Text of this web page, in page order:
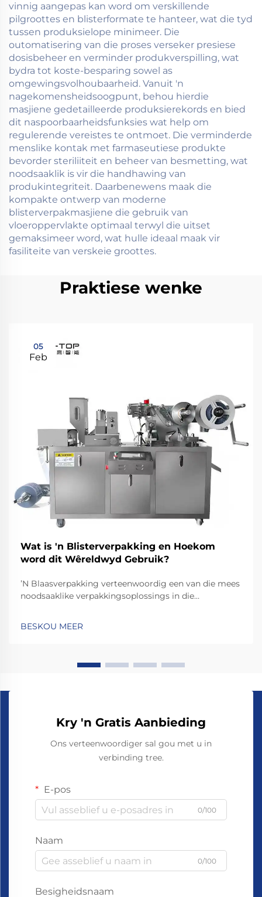
vinnig aangepas kan word om verskillende
pilgroottes en blisterformate te hanteer, wat die tyd
tussen produksielope minimeer. Die
outomatisering van die proses verseker presiese
dosisbeheer en verminder produkverspilling, wat
bydra tot koste-besparing sowel as
omgewingsvolhoubaarheid. Vanuit 'n
nagekomensheidsoogpunt, behou hierdie
masjiene gedetailleerde produksierekords en bied
dit naspoorbaarheidsfunksies wat help om
regulerende vereistes te ontmoet. Die verminderde
menslike kontak met farmaseutiese produkte
bevorder steriliiteit en beheer van besmetting, wat
noodsaaklik is vir die handhawing van
produkintegriteit. Daarbenewens maak die
kompakte ontwerp van moderne
blisterverpakmasjiene die gebruik van
vloeroppervlakte optimaal terwyl die uitset
gemaksimeer word, wat hulle ideaal maak vir
fasiliteite van verskeie groottes.
Praktiese wenke
05
Feb
Wat is 'n Blisterverpakking en Hoekom
word dit Wêreldwyd Gebruik?
ʼN Blaasverpakking verteenwoordig een van die mees
noodsaaklike verpakkingsoplossings in die
BESKOU MEER
Kry 'n Gratis Aanbieding
Ons verteenwoordiger sal gou met u in
verbinding tree.
E-pos
0/100
Naam
0/100
Besigheidsnaam